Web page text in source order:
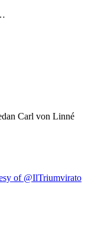
Carl von Linné
of @IlTriumvirato